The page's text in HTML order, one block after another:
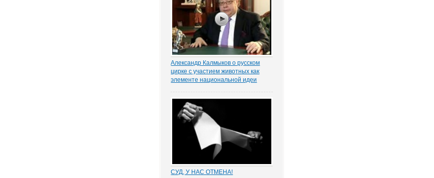
общих мест правосудия. Причем,
зафиксированным
непосредственно в нормах закона.
Например,...
Александр Калмыков о русском
цирке с участием животных как
элементе национальной идеи
Калмыков рассуждает о русском
цирке с участием животных как
элементе национальной идеи.
Скоморохи и дрессированный
медведь с козой, домашние
животные – всё...
СУД, У НАС ОТМЕНА!